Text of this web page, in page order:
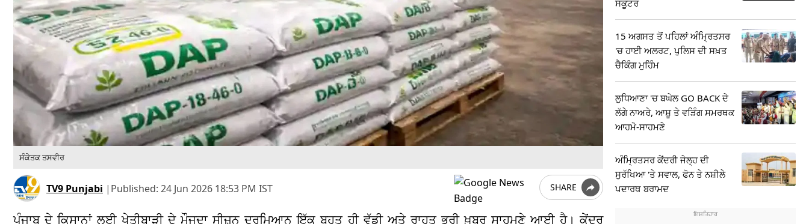
ਸੰਕੇਤਕ ਤਸਵੀਰ
TV9 Punjabi | Published: 24 Jun 2026 18:53 PM IST SHARE
ਪੰਜਾਬ ਦੇ ਕਿਸਾਨਾਂ ਲਈ ਖੇਤੀਬਾੜੀ ਦੇ ਮੌਜੂਦਾ ਸੀਜ਼ਨ ਦਰਮਿਆਨ ਇੱਕ ਬਹੁਤ ਹੀ ਵੱਡੀ ਅਤੇ ਰਾਹਤ ਭਰੀ ਖ਼ਬਰ ਸਾਹਮਣੇ ਆਈ ਹੈ। ਕੇਂਦਰ
ਸਕੂਟਰ
15 ਅਗਸਤ ਤੋਂ ਪਹਿਲਾਂ ਅੰਮ੍ਰਿਤਸਰ
'ਚ ਹਾਈ ਅਲਰਟ, ਪੁਲਿਸ ਦੀ ਸਖ਼ਤ
ਚੈਕਿੰਗ ਮੁਹਿੰਮ
ਲੁਧਿਆਣਾ 'ਚ ਬਘੇਲ GO BACK ਦੇ
ਲੱਗੇ ਨਾਅਰੇ, ਆਸ਼ੂ ਤੇ ਵੜਿੰਗ ਸਮਰਥਕ
ਆਹਮੋ-ਸਾਹਮਣੇ
ਅੰਮ੍ਰਿਤਸਰ ਕੇਂਦਰੀ ਜੇਲ੍ਹ ਦੀ
ਸੁਰੱਖਿਆ 'ਤੇ ਸਵਾਲ, ਫੋਨ ਤੇ ਨਸ਼ੀਲੇ
ਪਦਾਰਥ ਬਰਾਮਦ